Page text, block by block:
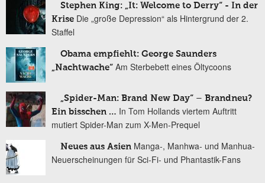
Stephen King: „It: Welcome to Derry“ - In der
Krise Die „große Depression“ als Hintergrund der 2.
Staffel
Obama empfiehlt: George Saunders
„Nachtwache“ Am Sterbebett eines Öltycoons
„Spider-Man: Brand New Day“ – Brandneu?
Ein bisschen … In Tom Hollands viertem Auftritt
mutiert Spider-Man zum X-Men-Prequel
Neues aus Asien Manga-, Manhwa- und Manhua-
Neuerscheinungen für Sci-Fi- und Phantastik-Fans